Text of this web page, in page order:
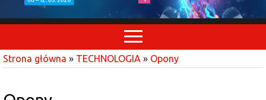
Strona główna » TECHNOLOGIA » Opony